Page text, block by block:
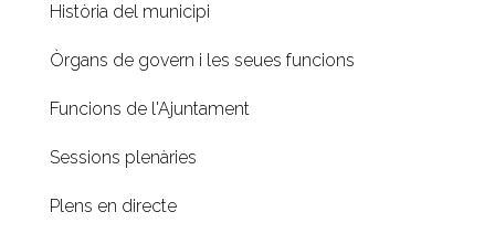
Història del municipi
Òrgans de govern i les seues funcions
Funcions de l'Ajuntament
Sessions plenàries
Plens en directe